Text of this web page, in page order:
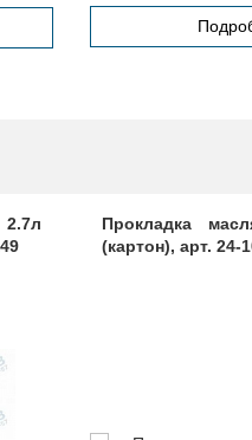
Прокладка
(картон), арт. 24-